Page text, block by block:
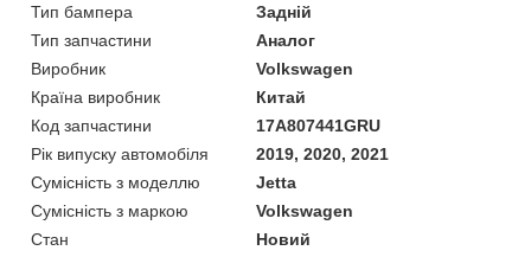
Тип бампера
Задній
Тип запчастини
Аналог
Виробник
Volkswagen
Країна виробник
Китай
Код запчастини
17A807441GRU
Рік випуску автомобіля
2019, 2020, 2021
Сумісність з моделлю
Jetta
Сумісність з маркою
Volkswagen
Стан
Новий